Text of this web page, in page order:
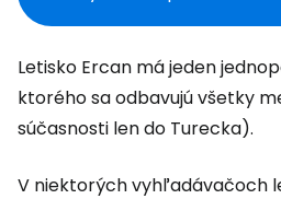
Letisko Ercan má jeden
ktorého sa odbavujú všetky
súčasnosti len do Turecka).
V niektorých vyhľadávačoch